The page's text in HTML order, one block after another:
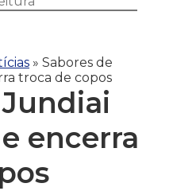
» Sabores de
troca de copos
encerra